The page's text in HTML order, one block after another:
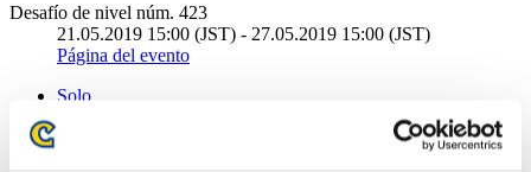
Desafío de nivel núm. 423
21.05.2019 15:00 (JST) - 27.05.2019 15:00 (JST)
Página del evento
Solo